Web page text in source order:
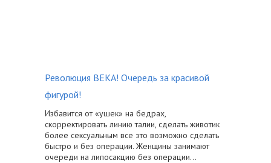
Революция ВЕКА! Очередь за красивой
фигурой!
Избавится от «ушек» на бедрах,
скорректировать линию талии, сделать животик
более сексуальным все это возможно сделать
быстро и без операции. Женщины занимают
очереди на липосакцию без операции…